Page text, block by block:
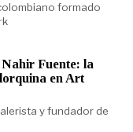
formado
Fuente: la
en Art
y fundador de